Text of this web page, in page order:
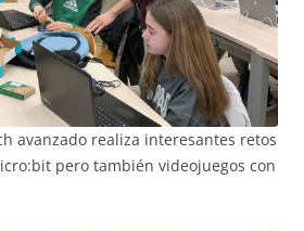
avanzado realiza interesantes retos
pero también videojuegos con